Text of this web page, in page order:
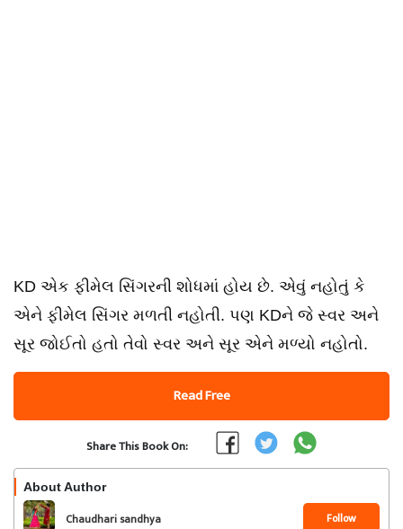
KD એક ફીમેલ સિંગરની શોધમાં હોય છે. એવું નહોતું કે
એને ફીમેલ સિંગર મળતી નહોતી. પણ KDને જે સ્વર અને
સૂર જોઈતો હતો તેવો સ્વર અને સૂર એને મળ્યો નહોતો.
Read Free
Share This Book On:
About Author
Chaudhari sandhya Follow